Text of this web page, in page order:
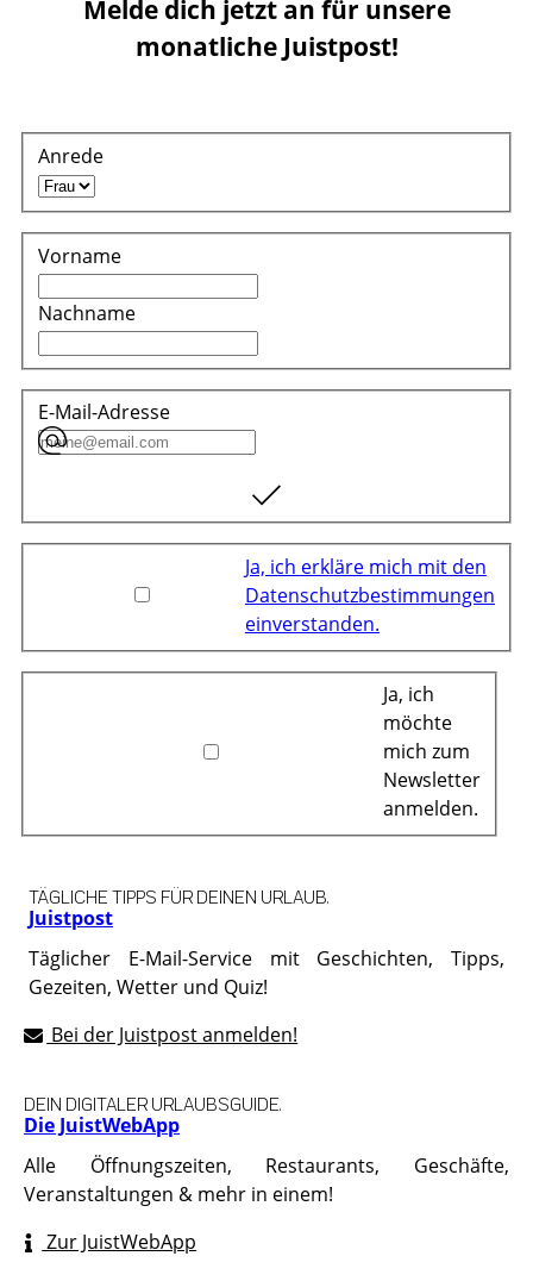
Melde dich jetzt an für unsere
monatliche Juistpost!
Anrede
Vorname
Nachname
E-Mail-Adresse
Ja, ich erkläre mich mit den
Datenschutzbestimmungen
einverstanden.
Ja, ich
möchte
mich zum
Newsletter
anmelden.
Juistpost
TÄGLICHE TIPPS FÜR DEINEN URLAUB.
Täglicher E-Mail-Service mit Geschichten, Tipps,
Gezeiten, Wetter und Quiz!
Bei der Juistpost anmelden!
Die JuistWebApp
DEIN DIGITALER URLAUBSGUIDE.
Alle Öffnungszeiten, Restaurants, Geschäfte,
Veranstaltungen & mehr in einem!
Zur JuistWebApp